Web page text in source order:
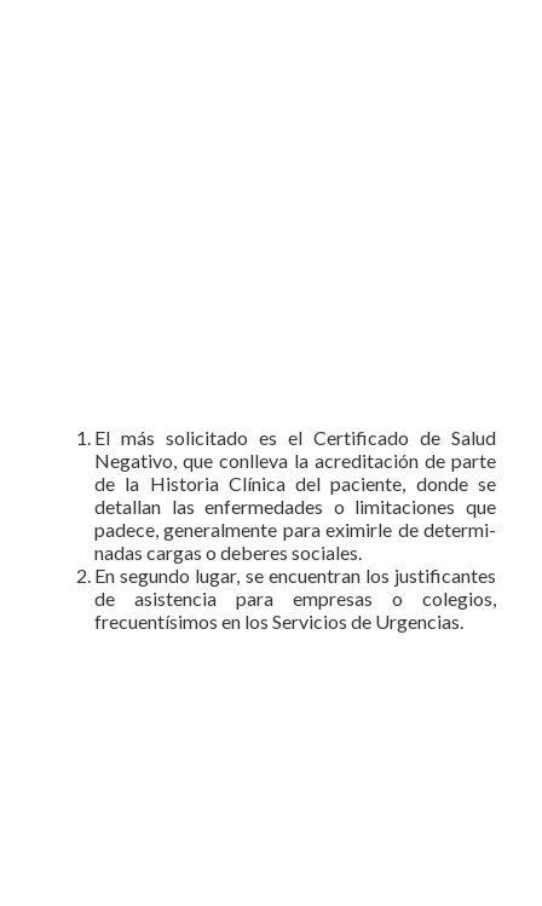
El más solicitado es el Certificado de Salud
Negativo, que conlleva la acreditación de parte
de la Historia Clínica del paciente, donde se
detallan las enfermedades o limitaciones que
padece, generalmente para eximirle de determi­
nadas cargas o deberes sociales.
En segundo lugar, se encuentran los justificantes
de asistencia para empresas o colegios,
frecuentísimos en los Servicios de Urgencias.